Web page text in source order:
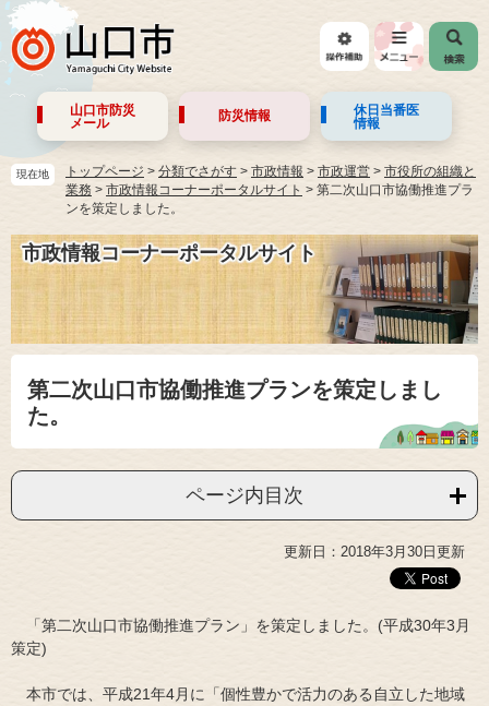
山口市防災
メール
防災情報
休日当番医
情報
現在地 トップページ > 分類でさがす > 市政情報 > 市政運営 > 市役所の組織と
業務 > 市政情報コーナーポータルサイト > 第二次山口市協働推進プラ
ンを策定しました。
市政情報コーナーポータルサイト
第二次山口市協働推進プランを策定しまし
た。
ページ内目次
更新日：2018年3月30日更新
「第二次山口市協働推進プラン」を策定しました。(平成30年3月
策定)
本市では、平成21年4月に「個性豊かで活力のある自立した地域